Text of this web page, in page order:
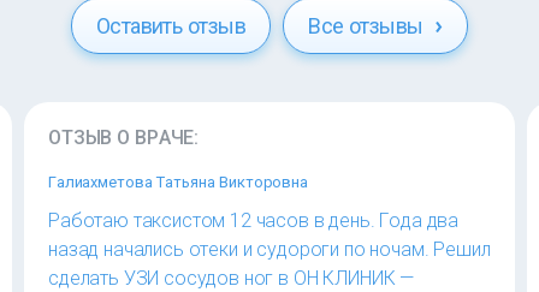
Оставить отзыв Все отзывы
ОТЗЫВ О ВРАЧЕ:
Галиахметова Татьяна Викторовна
Работаю таксистом 12 часов в день. Года два
назад начались отеки и судороги по ночам. Решил
сделать УЗИ сосудов ног в ОН КЛИНИК —